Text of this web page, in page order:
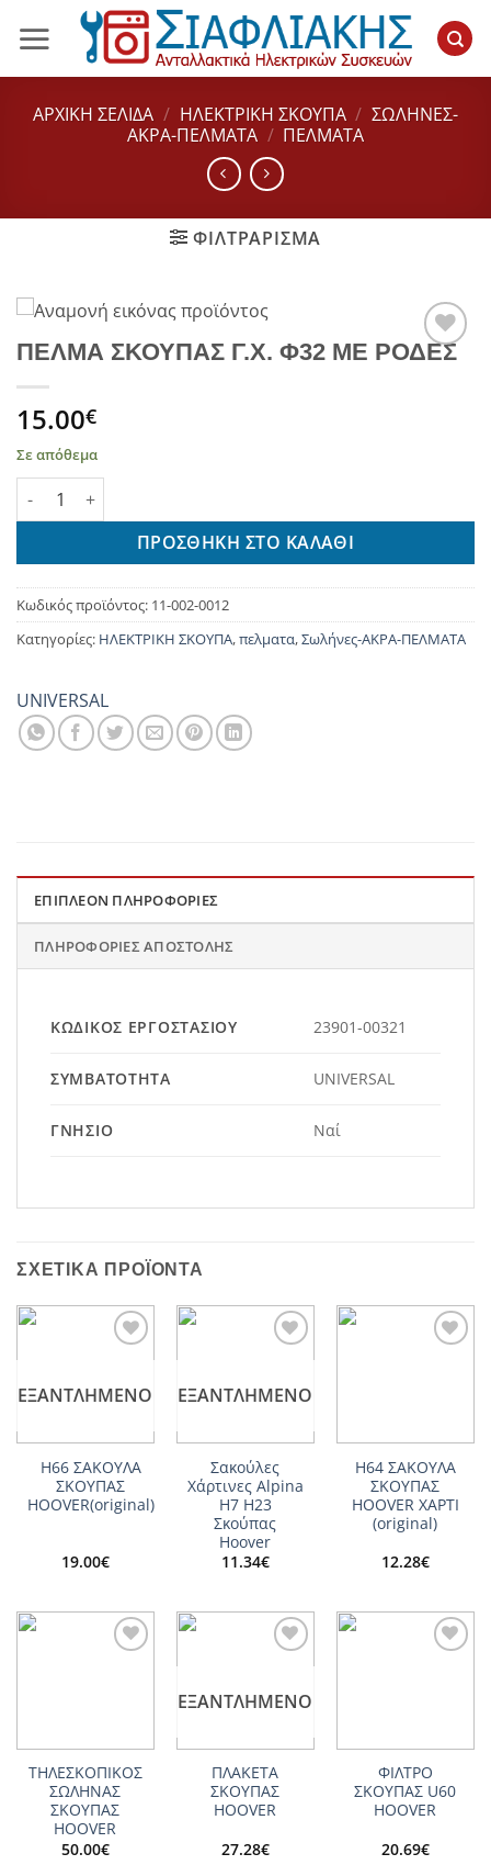
Μετάβαση
στο
περιεχόμενο
ΑΡΧΙΚΉ ΣΕΛΊΔΑ / ΗΛΕΚΤΡΙΚΗ ΣΚΟΥΠΑ / ΣΩΛΉΝΕΣ-
ΑΚΡΑ-ΠΕΛΜΑΤΑ / ΠΕΛΜΑΤΑ
ΦΙΛΤΡΆΡΙΣΜΑ
Add to
ΠΕΛΜΑ ΣΚΟΥΠΑΣ Γ.Χ. Φ32 ΜΕ ΡΟΔΕΣ
15.00€
Σε απόθεμα
ΠΕΛΜΑ ΣΚΟΥΠΑΣ Γ.Χ. Φ32 ΜΕ ΡΟΔΕΣ ποσότητα
ΠΡΟΣΘΉΚΗ ΣΤΟ ΚΑΛΆΘΙ
Κωδικός προϊόντος: 11-002-0012
Κατηγορίες: ΗΛΕΚΤΡΙΚΗ ΣΚΟΥΠΑ,πελματα,Σωλήνες-ΑΚΡΑ-ΠΕΛΜΑΤΑ
UNIVERSAL
ΕΠΙΠΛΈΟΝ ΠΛΗΡΟΦΟΡΊΕΣ
ΠΛΗΡΟΦΟΡΊΕΣ ΑΠΟΣΤΟΛΉΣ
ΚΩΔΙΚΌΣ ΕΡΓΟΣΤΑΣΊΟΥ 23901-00321
ΣΥΜΒΑΤΌΤΗΤΑ UNIVERSAL
ΓΝΉΣΙΟ Ναί
ΣΧΕΤΙΚΆ ΠΡΟΪΌΝΤΑ
ΕΞΑΝΤΛΗΜΈΝΟ
Η66 ΣΑΚΟΥΛΑ
ΣΚΟΥΠΑΣ
HOOVER(original)
19.00€
ΕΞΑΝΤΛΗΜΈΝΟ
Σακούλες
Χάρτινες Alpina
H7 H23
Σκούπας
Hoover
11.34€
H64 ΣΑΚΟΥΛΑ
ΣΚΟΥΠΑΣ
HOOVER ΧΑΡΤΙ
(original)
12.28€
ΤΗΛΕΣΚΟΠΙΚΟΣ
ΣΩΛΗΝΑΣ
ΣΚΟΥΠΑΣ
HOOVER
50.00€
ΕΞΑΝΤΛΗΜΈΝΟ
ΠΛΑΚΕΤΑ
ΣΚΟΥΠΑΣ
HOOVER
27.28€
ΦΙΛΤΡΟ
ΣΚΟΥΠΑΣ U60
HOOVER
20.69€